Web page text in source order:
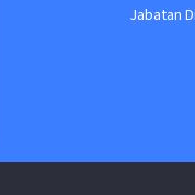
Jabatan Digital